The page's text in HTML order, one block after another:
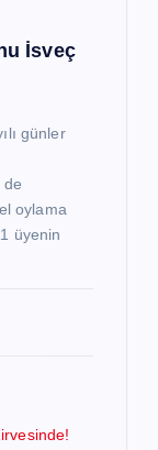
İsveç
günler
de
oylama
üyenin